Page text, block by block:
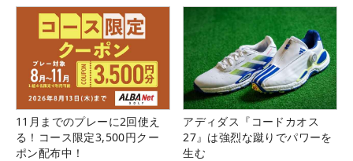
11月までのプレーに2回使え
る！コース限定3,500円クー
ポン配布中！
アディダス『コードカオス
27』は強烈な蹴りでパワーを
生む